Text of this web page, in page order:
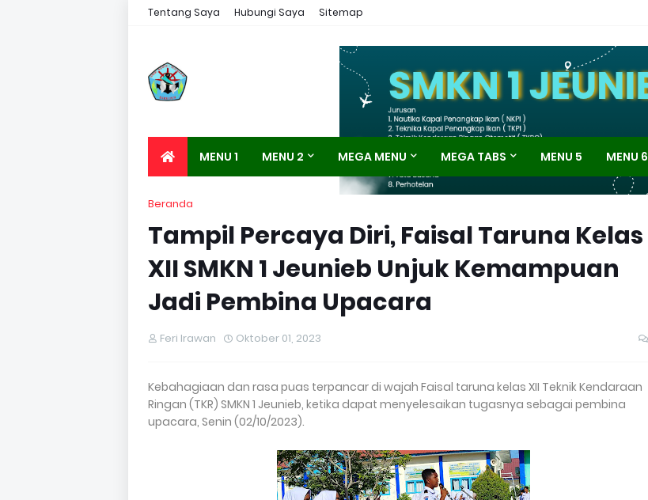
Tentang Saya Hubungi Saya Sitemap
MENU 1 MENU 2 MEGA MENU MEGA TABS MENU 5 MENU 6
Beranda
Tampil Percaya Diri, Faisal Taruna Kelas
XII SMKN 1 Jeunieb Unjuk Kemampuan
Jadi Pembina Upacara
Feri Irawan Oktober 01, 2023
Kebahagiaan dan rasa puas terpancar di wajah Faisal taruna kelas XII Teknik Kendaraan
Ringan (TKR) SMKN 1 Jeunieb, ketika dapat menyelesaikan tugasnya sebagai pembina
upacara, Senin (02/10/2023).